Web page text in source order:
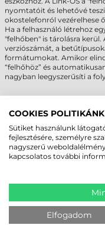
nyomtatóit és lehetővé
okostelefonról vezérelhese
Ha a felhasználó létrehoz
"felhőben" is tárolásra kerül.
verziószámát, a
formátumokat. Amikor
“felhőhöz” és
nagyban leegyszerűsíti a
NYOMTATÁSIG:
A Zebra ZD421t tekercses
elengedhetetlen
adatkábel, címketervező
kellékanyagot kell
választani a tekercses
sokasága közül!
COOKIES POLITIKÁNK
Sütiket használunk
fejlesztésére, személyre
nagyszerű
kapcsolatos további
Elfogadom